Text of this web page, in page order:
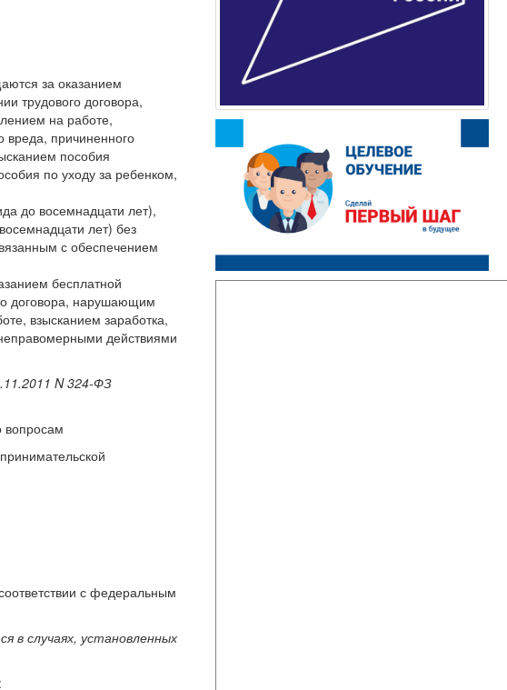
за оказанием
трудового договора,
на работе,
вреда, причиненного
пособия
по уходу за ребенком,
до восемнадцати лет),
лет) без
с обеспечением
бесплатной
договора, нарушающим
взысканием заработка,
действиями
N324-ФЗ
вопросам
с федеральным
в случаях, установленных